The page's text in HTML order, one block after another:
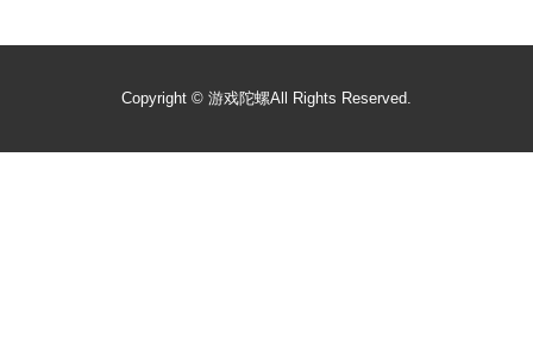
Copyright © 游戏陀螺All Rights Reserved.